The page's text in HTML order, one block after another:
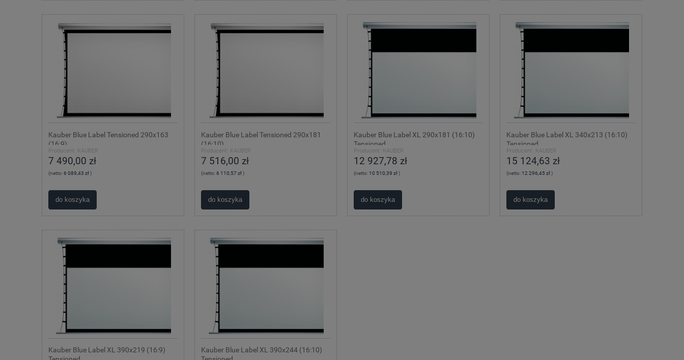
Kauber Blue Label Tensioned 290x163
(16:9)
Producent: KAUBER
7 490,00 zł
(netto:6 089,43 zł)
do koszyka
Kauber Blue Label Tensioned 290x181
(16:10)
Producent: KAUBER
7 516,00 zł
(netto:6 110,57 zł)
do koszyka
Kauber Blue Label XL 290x181 (16:10)
Tensioned
Producent: KAUBER
12 927,78 zł
(netto: 10 510,39 zł)
do koszyka
Kauber Blue Label XL 340x213 (16:10)
Tensioned
Producent: KAUBER
15 124,63 zł
(netto: 12 296,45 zł)
do koszyka
Kauber Blue Label XL 390x219 (16:9)
Kauber Blue Label XL 390x244 (16:10)